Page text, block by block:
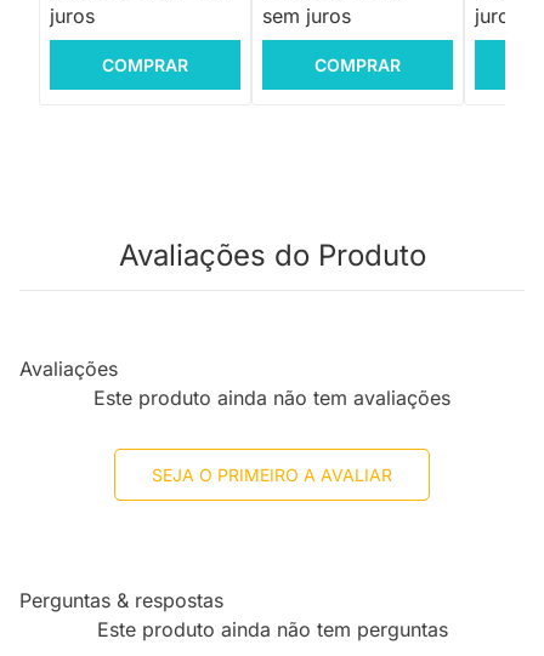
juros
COMPRAR
sem juros
COMPRAR
juros
Avaliações do Produto
Avaliações
Este produto ainda não tem avaliações
SEJA O PRIMEIRO A AVALIAR
Perguntas & respostas
Este produto ainda não tem perguntas